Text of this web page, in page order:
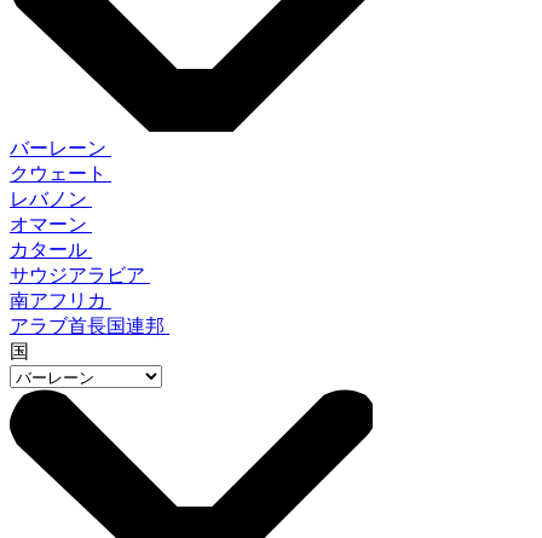
バーレーン
クウェート
レバノン
オマーン
カタール
サウジアラビア
南アフリカ
アラブ首長国連邦
国